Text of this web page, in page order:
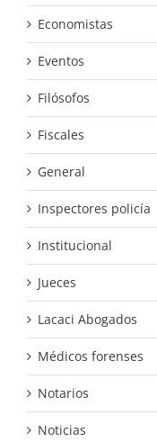
Economistas
Eventos
Filósofos
Fiscales
General
Inspectores policía
Institucional
Jueces
Lacaci Abogados
Médicos forenses
Notarios
Noticias